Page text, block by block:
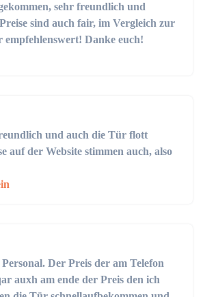
sehr freundlich und
sind auch fair, im Vergleich zur
Danke euch!
und auch die Tür flott
auf der Website stimmen auch, also
Der Preis der am Telefon
auxh am ende der Preis den ich